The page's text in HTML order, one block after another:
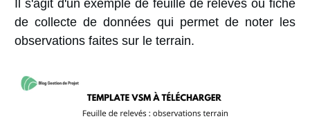
Il s'agit d'un exemple de feuille de relevés ou fiche
de collecte de données qui permet de noter les
observations faites sur le terrain.